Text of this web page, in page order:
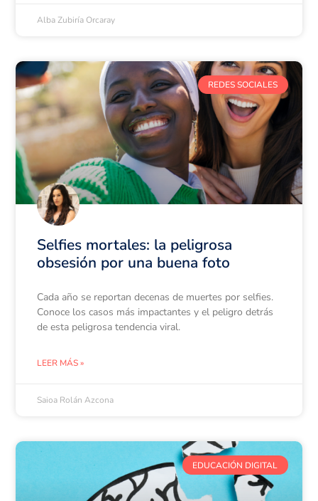
Alba Zubiría Orcaray
REDES SOCIALES
Selfies mortales: la peligrosa
obsesión por una buena foto
Cada año se reportan decenas de muertes por selfies.
Conoce los casos más impactantes y el peligro detrás
de esta peligrosa tendencia viral.
LEER MÁS »
Saioa Rolán Azcona
EDUCACIÓN DIGITAL